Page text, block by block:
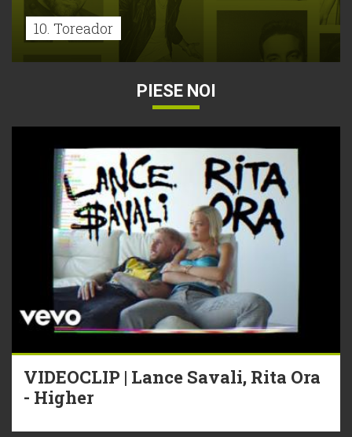
10. Toreador
PIESE NOI
VIDEOCLIP | Lance Savali, Rita Ora
- Higher